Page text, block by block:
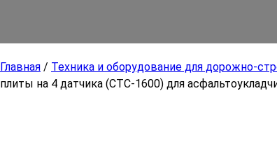
Главная / Техника и оборудование для дорожно-
плиты на 4 датчика (СТС-1600) для